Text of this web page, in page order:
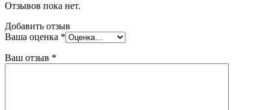
Отзывов пока нет.
Добавить отзыв
Ваша оценка *
Ваш отзыв *